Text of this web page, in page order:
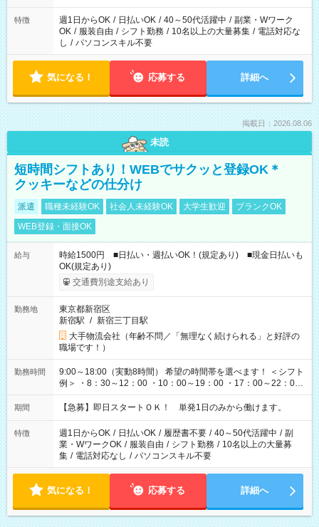
特徴 週1日からOK / 日払いOK / 40～50代活躍中 / 副業・Wワーク
OK / 服装自由 / シフト勤務 / 10名以上の大量募集 / 電話対応な
し / パソコンスキル不要
気になる！ 応募する 詳細へ
掲載日：2026.08.06
未読
短時間シフトあり！WEBでサクッと登録OK＊
クッキーなどの仕分け
派遣 職種未経験OK 社会人未経験OK 大学生歓迎
ブランクOK
WEB登録・面接OK
給与
時給1500円 ■日払い・週払いOK！(規定あり) ■現金日払いも
OK(規定あり)
交通費別途支給あり
勤務地
東京都新宿区
新宿駅 / 新宿三丁目駅
大手物流会社（年齢不問／「無理なく続けられる」と好評の
職場です！）
勤務時間
9:00～18:00（実動8時間） 希望の時間帯を選べます！ ＜シフト
例＞ ・8：30～12：00 ・10：00～19：00 ・17：00～22：00
・13：00～22：00 ・22：00～翌6：00 など
期間 【急募】即日スタートＯＫ！ 単発1日のみから働けます。
特徴 週1日からOK / 日払いOK / 履歴書不要 / 40～50代活躍中 / 副
業・WワークOK / 服装自由 / シフト勤務 / 10名以上の大量募
集 / 電話対応なし / パソコンスキル不要
気になる！ 応募する 詳細へ